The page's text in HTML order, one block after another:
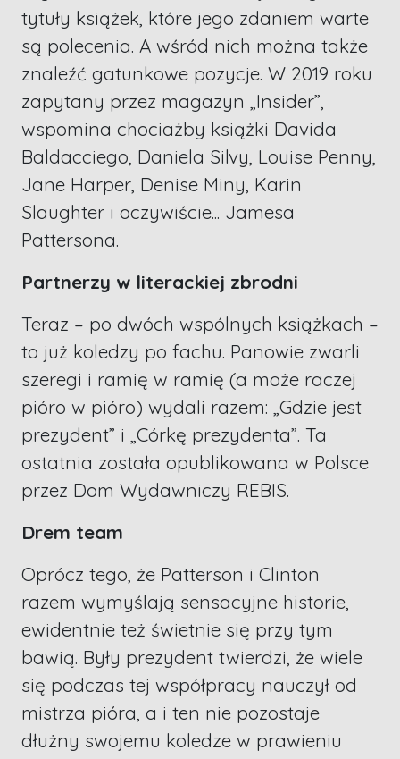
tytuły książek, które jego zdaniem warte
są polecenia. A wśród nich można także
znaleźć gatunkowe pozycje. W 2019 roku
zapytany przez magazyn „Insider”,
wspomina chociażby książki Davida
Baldacciego, Daniela Silvy, Louise Penny,
Jane Harper, Denise Miny, Karin
Slaughter i oczywiście... Jamesa
Pattersona.
Partnerzy w literackiej zbrodni
Teraz – po dwóch wspólnych książkach –
to już koledzy po fachu. Panowie zwarli
szeregi i ramię w ramię (a może raczej
pióro w pióro) wydali razem: „Gdzie jest
prezydent” i „Córkę prezydenta”. Ta
ostatnia została opublikowana w Polsce
przez Dom Wydawniczy REBIS.
Drem team
Oprócz tego, że Patterson i Clinton
razem wymyślają sensacyjne historie,
ewidentnie też świetnie się przy tym
bawią. Były prezydent twierdzi, że wiele
się podczas tej współpracy nauczył od
mistrza pióra, a i ten nie pozostaje
dłużny swojemu koledze w prawieniu